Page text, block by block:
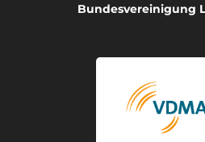
Bundesvereinigung